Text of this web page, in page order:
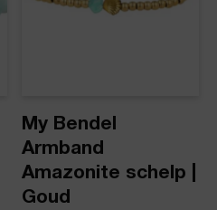
My Bendel
Armband
Amazonite schelp |
Goud